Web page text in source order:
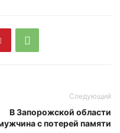
Следующий
В Запорожской области
с потерей памяти